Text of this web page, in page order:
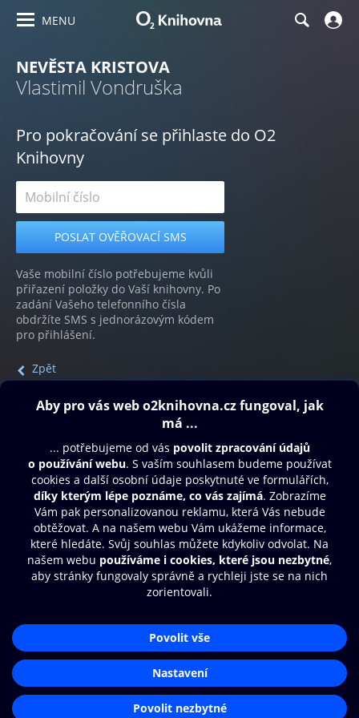
MENU
NEVĚSTA KRISTOVA
Vlastimil Vondruška
Pro pokračování se přihlaste do O2
Knihovny
Vaše mobilní číslo potřebujeme kvůli
přiřazení položky do Vaší knihovny. Po
zadání Vašeho telefonního čísla
obdržíte SMS s jednorázovým kódem
pro přihlášení.
Zpět
Obsah ke stažení
Moje O2 Knihovna
Další zábava
© O2 Czech Republic a.s.
Přístupnost
Zásady zpracování osobních údajů
Nastavení cookies
Aplikace O2 Knihovna
Čti a poslouchej své e-knihy a
audioknihy rychleji a pohodlněji.